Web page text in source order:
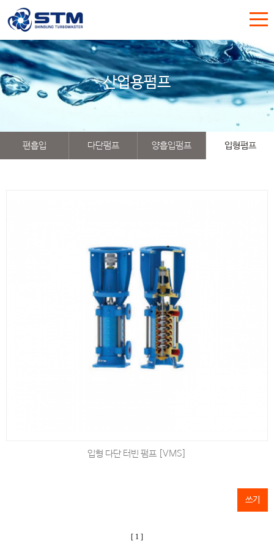
산업용펌프
편흡입 다단펌프 양흡입펌프 입형펌프
입형 다단 터빈 펌프 [VMS]
쓰기
[ 1 ]